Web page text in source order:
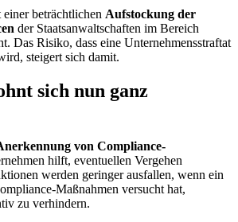
beträchtlichen Aufstockung der
der Staatsanwaltschaften im Bereich
Das Risiko, dass eine Unternehmensstraftat
steigert sich damit.
sich nun ganz
von Compliance-
hilft, eventuellen Vergehen
werden geringer ausfallen, wenn ein
Maßnahmen versucht hat,
zu verhindern.